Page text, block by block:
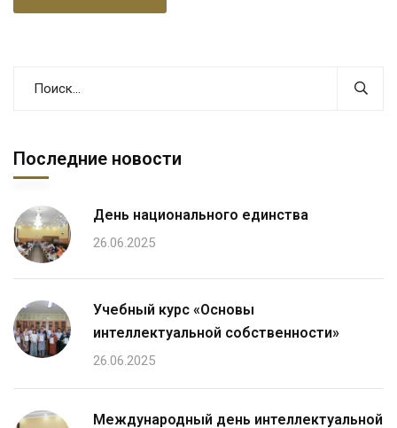
Последние новости
День национального единства
26.06.2025
Учебный курс «Основы
интеллектуальной собственности»
26.06.2025
Международный день интеллектуальной